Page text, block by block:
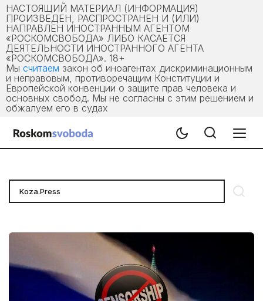
НАСТОЯЩИЙ МАТЕРИАЛ (ИНФОРМАЦИЯ)
ПРОИЗВЕДЕН, РАСПРОСТРАНЕН И (ИЛИ)
НАПРАВЛЕН ИНОСТРАННЫМ АГЕНТОМ
«РОСКОМСВОБОДА» ЛИБО КАСАЕТСЯ
ДЕЯТЕЛЬНОСТИ ИНОСТРАННОГО АГЕНТА
«РОСКОМСВОБОДА». 18+
Мы считаем закон об иноагентах дискриминационным
и неправовым, противоречащим Конституции и
Европейской конвенции о защите прав человека и
основных свобод. Мы не согласны с этим решением и
обжалуем его в судах